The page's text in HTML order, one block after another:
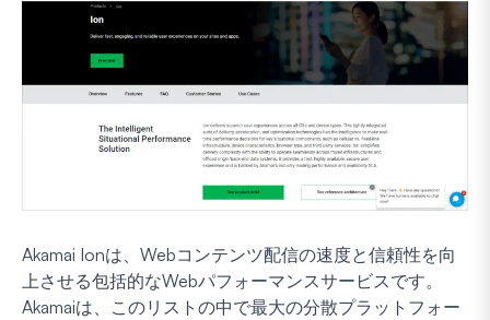
Akamai Ionは、Webコンテンツ配信の速度と信頼性を向
上させる包括的なWebパフォーマンスサービスです。
Akamaiは、このリストの中で最大の分散プラットフォー